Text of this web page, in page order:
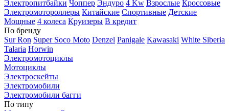
Электропитбайки Чоппер Эндуро 4 Kw Взрослые Кроссовые
Электромотороллеры Китайские Спортивные Детские
Мощные 4 колеса Круизеры В кредит
По бренду
Sur Ron Super Soco Moto Denzel Panigale Kawasaki White Siberia
Talaria Horwin
Электромотоциклы
Мотоциклы
Электроскейты
Электромобили
Электромобили багги
По типу